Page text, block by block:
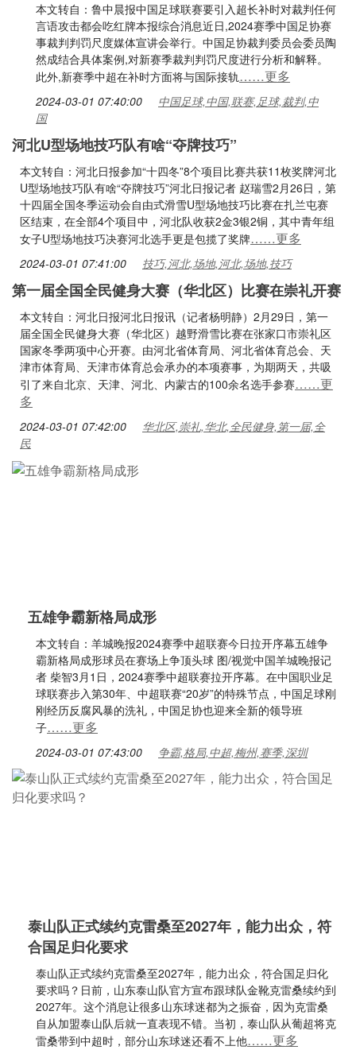
本文转自：鲁中晨报中国足球联赛要引入超长补时对裁判任何
言语攻击都会吃红牌本报综合消息近日,2024赛季中国足协赛
事裁判判罚尺度媒体宣讲会举行。中国足协裁判委员会委员陶
然成结合具体案例,对新赛季裁判判罚尺度进行分析和解释。
此外,新赛季中超在补时方面将与国际接轨……更多
2024-03-01 07:40:00
中国足球,中国,联赛,足球,裁判,中
国
河北U型场地技巧队有啥“夺牌技巧”
本文转自：河北日报参加“十四冬”8个项目比赛共获11枚奖牌河北
U型场地技巧队有啥“夺牌技巧”河北日报记者 赵瑞雪2月26日，第
十四届全国冬季运动会自由式滑雪U型场地技巧比赛在扎兰屯赛
区结束，在全部4个项目中，河北队收获2金3银2铜，其中青年组
女子U型场地技巧决赛河北选手更是包揽了奖牌……更多
2024-03-01 07:41:00 技巧,河北,场地,河北,场地,技巧
第一届全国全民健身大赛（华北区）比赛在崇礼开赛
本文转自：河北日报河北日报讯（记者杨明静）2月29日，第一
届全国全民健身大赛（华北区）越野滑雪比赛在张家口市崇礼区
国家冬季两项中心开赛。由河北省体育局、河北省体育总会、天
津市体育局、天津市体育总会承办的本项赛事，为期两天，共吸
引了来自北京、天津、河北、内蒙古的100余名选手参赛……更
多
2024-03-01 07:42:00
华北区,崇礼,华北,全民健身,第一届,全
民
五雄争霸新格局成形
本文转自：羊城晚报2024赛季中超联赛今日拉开序幕五雄争
霸新格局成形球员在赛场上争顶头球 图/视觉中国羊城晚报记
者 柴智3月1日，2024赛季中超联赛拉开序幕。在中国职业足
球联赛步入第30年、中超联赛“20岁”的特殊节点，中国足球刚
刚经历反腐风暴的洗礼，中国足协也迎来全新的领导班
子……更多
2024-03-01 07:43:00 争霸,格局,中超,梅州,赛季,深圳
泰山队正式续约克雷桑至2027年，能力出众，符
合国足归化要求
泰山队正式续约克雷桑至2027年，能力出众，符合国足归化
要求吗？日前，山东泰山队官方宣布跟球队金靴克雷桑续约到
2027年。这个消息让很多山东球迷都为之振奋，因为克雷桑
自从加盟泰山队后就一直表现不错。当初，泰山队从葡超将克
雷桑带到中超时，部分山东球迷还看不上他……更多